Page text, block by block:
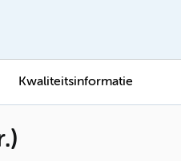
Kwaliteitsinformatie